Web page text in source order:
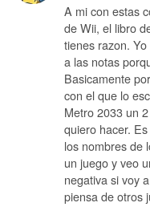
A mi con estas
de Wii, el libro
tienes razon.
a las notas
Basicamente
con el que lo
Metro 2033 un
quiero hacer.
los nombres de
un juego y veo
negativa si voy
piensa de otros